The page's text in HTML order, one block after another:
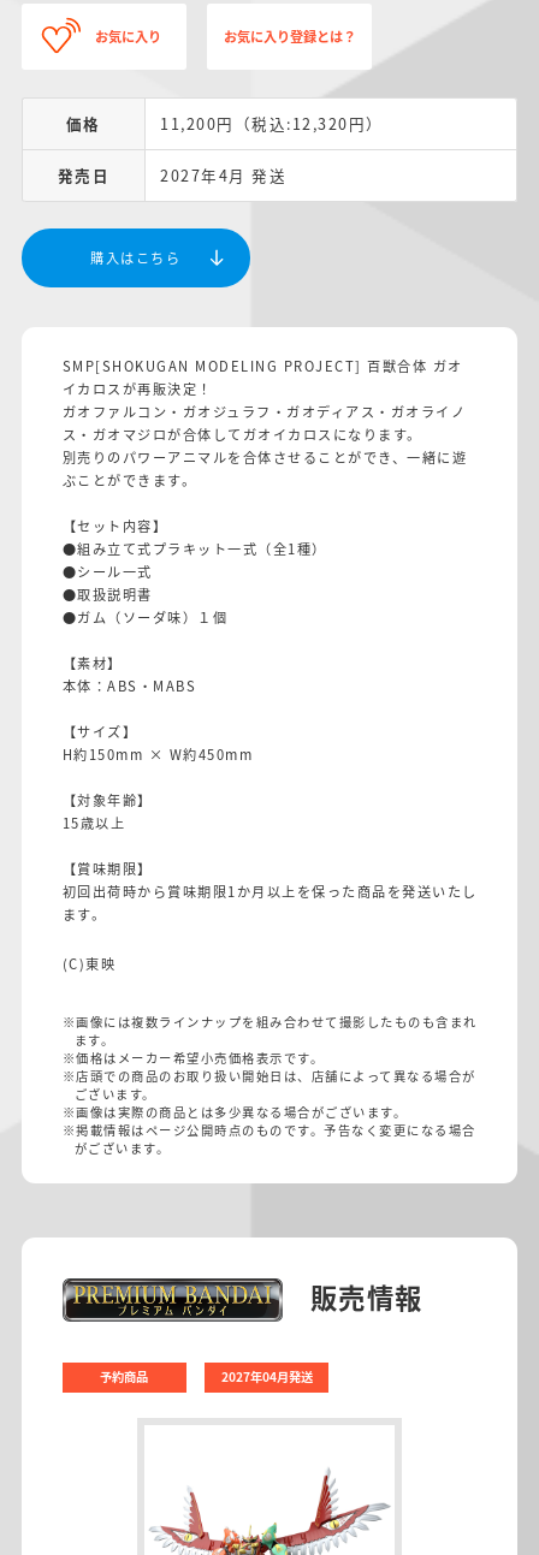
お気に入り お気に入り登録とは？
価格 11,200円（税込:12,320円）
発売日 2027年4月 発送
購入はこちら
SMP[SHOKUGAN MODELING PROJECT] 百獣合体 ガオ
イカロスが再販決定！
ガオファルコン・ガオジュラフ・ガオディアス・ガオライノ
ス・ガオマジロが合体してガオイカロスになります。
別売りのパワーアニマルを合体させることができ、一緒に遊
ぶことができます。
【セット内容】
●組み立て式プラキット一式（全1種）
●シール一式
●取扱説明書
●ガム（ソーダ味）１個
【素材】
本体：ABS・MABS
【サイズ】
H約150mm × W約450mm
【対象年齢】
15歳以上
【賞味期限】
初回出荷時から賞味期限1か月以上を保った商品を発送いたし
ます。
(C)東映
※画像には複数ラインナップを組み合わせて撮影したものも含まれ
ます。
※価格はメーカー希望小売価格表示です。
※店頭での商品のお取り扱い開始日は、店舗によって異なる場合が
ございます。
※画像は実際の商品とは多少異なる場合がございます。
※掲載情報はページ公開時点のものです。予告なく変更になる場合
がございます。
販売情報
予約商品 2027年04月発送